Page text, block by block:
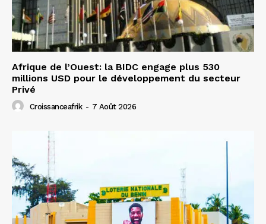
Afrique de l’Ouest: la BIDC engage plus 530
millions USD pour le développement du secteur
Privé
Croissanceafrik - 7 Août 2026